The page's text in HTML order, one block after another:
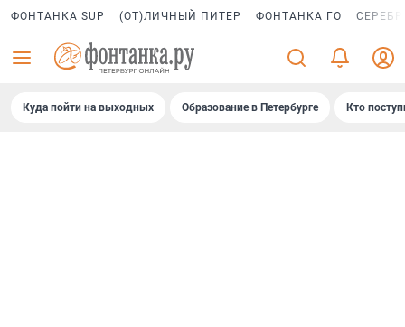
ФОНТАНКА SUP (ОТ)ЛИЧНЫЙ ПИТЕР ФОНТАНКА ГО
Куда пойти на выходных Образование в Петербурге Кто